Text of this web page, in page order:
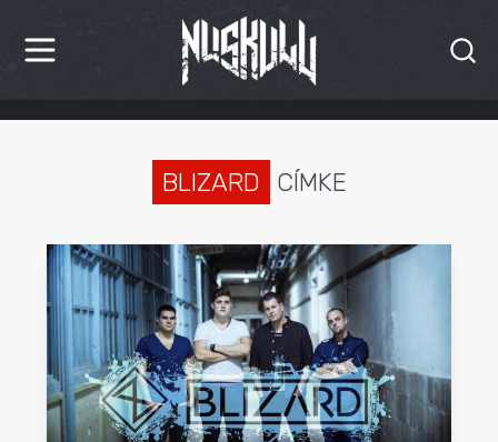
HÍREK
INTERJÚK
PREMIEREK
KULT
MÁSVILÁG
BLIZARD CÍMKE